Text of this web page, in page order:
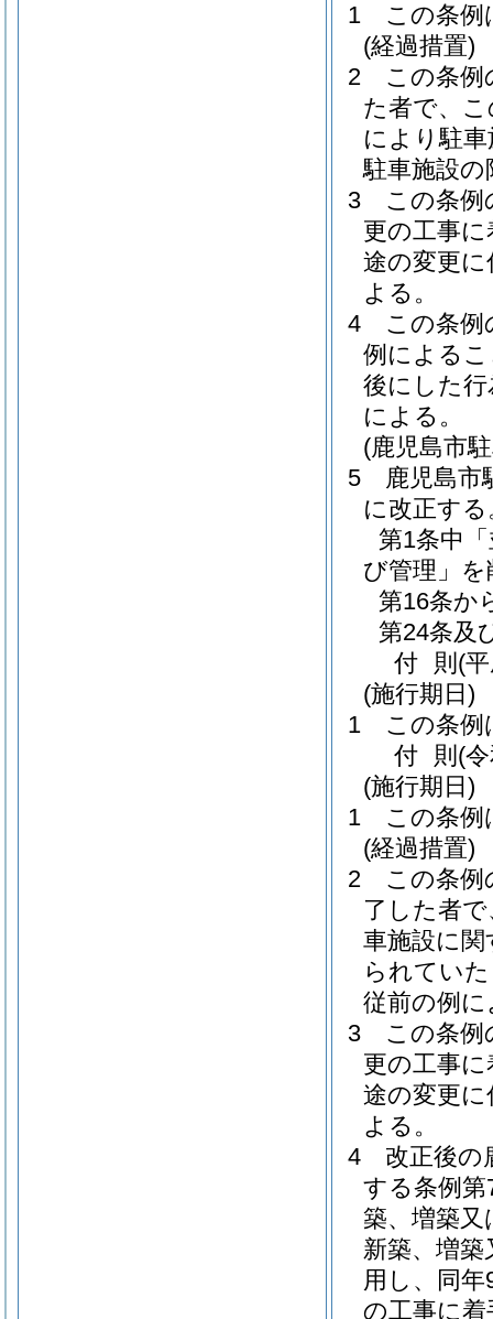
1
この条例
(経過措置)
2
この条例
た者で、
により駐
駐車施設
3
この条例
更の工事
途の変更
よる。
4
この条例
例による
後にした
による。
(鹿児島市
5
鹿児島市
に改正する
第1条中
び管理」を
第16条か
第24条及
付 則 (
(施行期日)
1
この条例
付 則 (
(施行期日)
1
この条例
(経過措置)
2
この条例
了した者
車施設に
られてい
従前の例
3
この条例
更の工事
途の変更
よる。
4
改正後の
する条例第
築、増築
新築、増
用し、同
の工事に